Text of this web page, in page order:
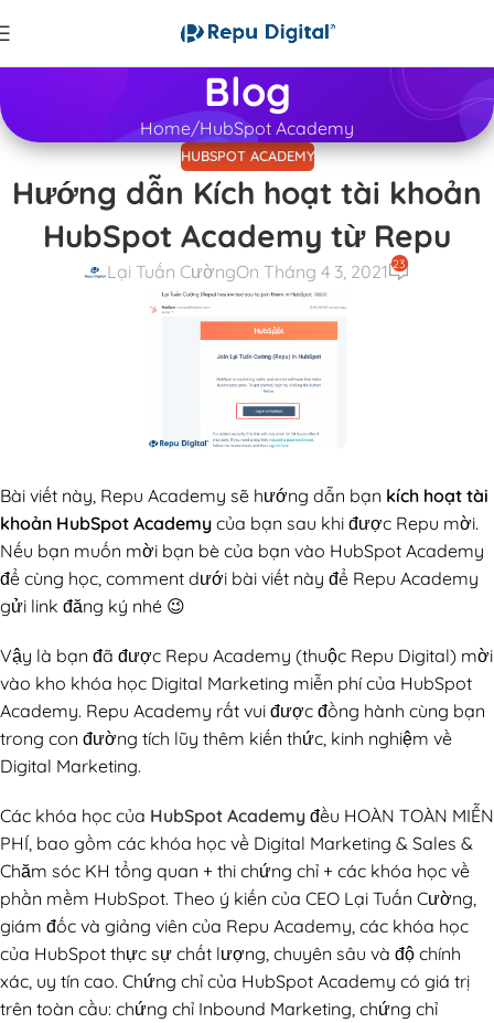
Blog
Home HubSpot Academy
HUBSPOT ACADEMY
Hướng dẫn Kích hoạt tài khoản
HubSpot Academy từ Repu
Lại Tuấn CườngOn Tháng 4 3, 2021 23
Bài viết này, Repu Academy sẽ hướng dẫn bạn kích hoạt tài
khoản HubSpot Academy của bạn sau khi được Repu mời.
Nếu bạn muốn mời bạn bè của bạn vào HubSpot Academy
để cùng học, comment dưới bài viết này để Repu Academy
gửi link đăng ký nhé 😉
Vậy là bạn đã được Repu Academy (thuộc Repu Digital) mời
vào kho khóa học Digital Marketing miễn phí của HubSpot
Academy. Repu Academy rất vui được đồng hành cùng bạn
trong con đường tích lũy thêm kiến thức, kinh nghiệm về
Digital Marketing.
Các khóa học của HubSpot Academy đều HOÀN TOÀN MIỄN
PHÍ, bao gồm các khóa học về Digital Marketing & Sales &
Chăm sóc KH tổng quan + thi chứng chỉ + các khóa học về
phần mềm HubSpot. Theo ý kiến của CEO Lại Tuấn Cường,
giám đốc và giảng viên của Repu Academy, các khóa học
của HubSpot thực sự chất lượng, chuyên sâu và độ chính
xác, uy tín cao. Chứng chỉ của HubSpot Academy có giá trị
trên toàn cầu: chứng chỉ Inbound Marketing, chứng chỉ